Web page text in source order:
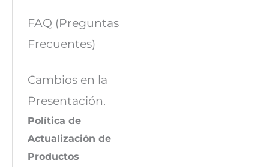
FAQ (Preguntas
Frecuentes)
Cambios en la
Presentación.
Política de
Actualización de
Productos